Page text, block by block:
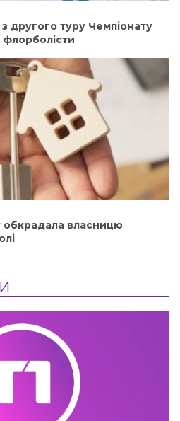
другого туру Чемпіонату
флорболісти
обкрадала власницю